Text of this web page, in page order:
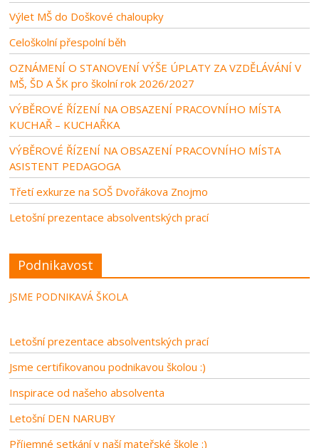
Výlet MŠ do Doškové chaloupky
Celoškolní přespolní běh
OZNÁMENÍ O STANOVENÍ VÝŠE ÚPLATY ZA VZDĚLÁVÁNÍ V
MŠ, ŠD A ŠK pro školní rok 2026/2027
VÝBĚROVÉ ŘÍZENÍ NA OBSAZENÍ PRACOVNÍHO MÍSTA
KUCHAŘ – KUCHAŘKA
VÝBĚROVÉ ŘÍZENÍ NA OBSAZENÍ PRACOVNÍHO MÍSTA
ASISTENT PEDAGOGA
Třetí exkurze na SOŠ Dvořákova Znojmo
Letošní prezentace absolventských prací
Podnikavost
JSME PODNIKAVÁ ŠKOLA
Letošní prezentace absolventských prací
Jsme certifikovanou podnikavou školou :)
Inspirace od našeho absolventa
Letošní DEN NARUBY
Příjemné setkání v naší mateřské škole :)